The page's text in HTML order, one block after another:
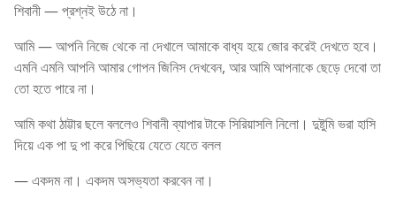
শিবানী — প্রশ্নই উঠে না।
আমি — আপনি নিজে থেকে না দেখালে আমাকে বাধ্য হয়ে জোর করেই দেখতে হবে।
এমনি এমনি আপনি আমার গোপন জিনিস দেখবেন, আর আমি আপনাকে ছেড়ে দেবো তা
তো হতে পারে না।
আমি কথা ঠাট্টার ছলে বললেও শিবানী ব্যাপার টাকে সিরিয়াসলি নিলো। দুষ্টুমি ভরা হাসি
দিয়ে এক পা দু পা করে পিছিয়ে যেতে যেতে বলল
— একদম না। একদম অসভ্যতা করবেন না।